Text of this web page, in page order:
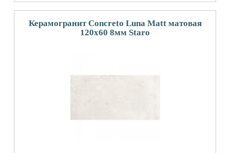
Керамогранит Concreto Luna Matt матовая
120x60 8мм Staro